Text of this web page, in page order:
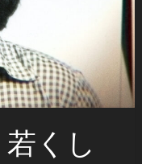
若くし